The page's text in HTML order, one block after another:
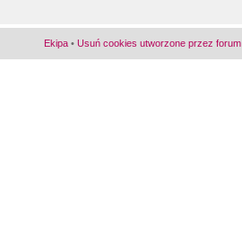
Ekipa • Usuń cookies utworzone przez forum